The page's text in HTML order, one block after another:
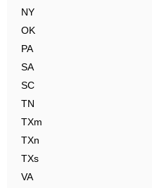
NY
OK
PA
SA
SC
TN
TXm
TXn
TXs
VA